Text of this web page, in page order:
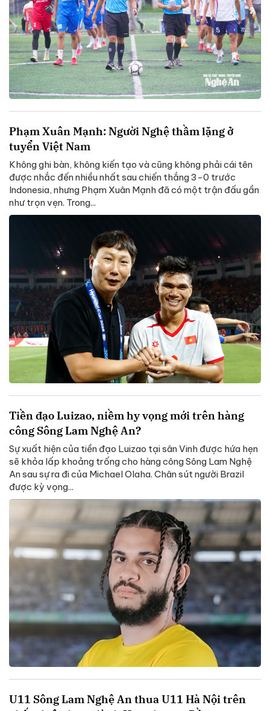
Phạm Xuân Mạnh: Người Nghệ thầm lặng ở
tuyển Việt Nam
Không ghi bàn, không kiến tạo và cũng không phải cái tên
được nhắc đến nhiều nhất sau chiến thắng 3-0 trước
Indonesia, nhưng Phạm Xuân Mạnh đã có một trận đấu gần
như trọn vẹn. Trong...
Tiền đạo Luizao, niềm hy vọng mới trên hàng
công Sông Lam Nghệ An?
Sự xuất hiện của tiền đạo Luizao tại sân Vinh được hứa hẹn
sẽ khỏa lấp khoảng trống cho hàng công Sông Lam Nghệ
An sau sự ra đi của Michael Olaha. Chân sút người Brazil
được kỳ vọng...
U11 Sông Lam Nghệ An thua U11 Hà Nội trên